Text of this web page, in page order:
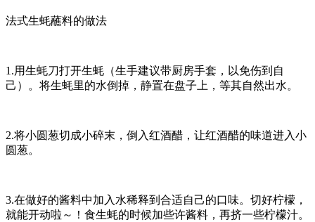
法式生蚝蘸料的做法
1.用生蚝刀打开生蚝（生手建议带厨房手套，以免伤到自
己）。将生蚝里的水倒掉，静置在盘子上，等其自然出水。
2.将小圆葱切成小碎末，倒入红酒醋，让红酒醋的味道进入小
圆葱。
3.在做好的酱料中加入水稀释到合适自己的口味。切好柠檬，
就能开动啦～！食生蚝的时候加些许酱料，再挤一些柠檬汁。